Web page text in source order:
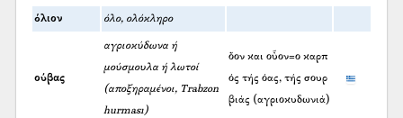
όλιον όλο, ολόκληρο
ούβας
αγριοκύδωνα ή
μούσμουλα ή λωτοί
(αποξηραμένοι, Trabzon
hurması)
ὄον και οὖον=ο καρπ
ός τής όας, τής σουρ
βιάς (αγριοκυδωνιά)